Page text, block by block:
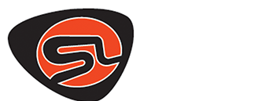
We use cookies to ensure that we provide you
you a better experience. To learn more or to find
ACCEPT AND CLOSE